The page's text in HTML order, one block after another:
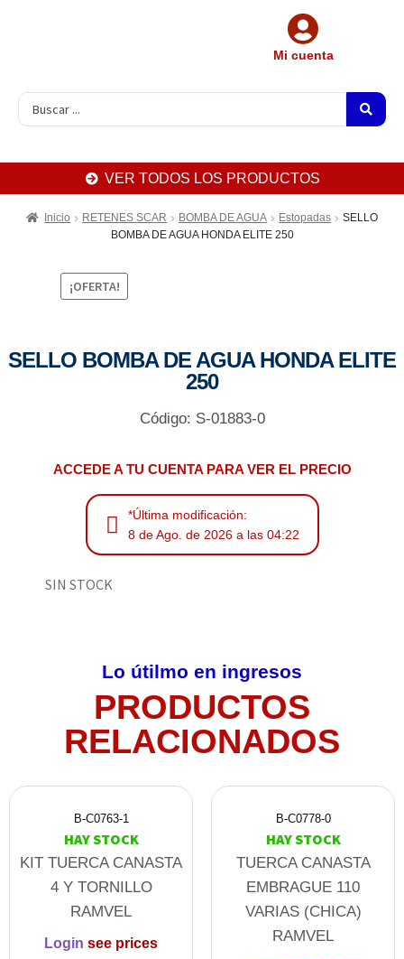
Mi cuenta
VER TODOS LOS PRODUCTOS
Inicio RETENES SCAR BOMBA DE AGUA Estopadas
SELLO
BOMBA DE AGUA HONDA ELITE 250
¡OFERTA!
SELLO BOMBA DE AGUA HONDA ELITE
250
Código: S-01883-0
ACCEDE A TU CUENTA PARA VER EL PRECIO
*Última modificación:
8 de Ago. de 2026 a las 04:22
SIN STOCK
Lo útilmo en ingresos
PRODUCTOS
RELACIONADOS
B-C0763-1
HAY STOCK
KIT TUERCA CANASTA
4 Y TORNILLO
RAMVEL
Login see prices
B-C0778-0
HAY STOCK
TUERCA CANASTA
EMBRAGUE 110
VARIAS (CHICA)
RAMVEL